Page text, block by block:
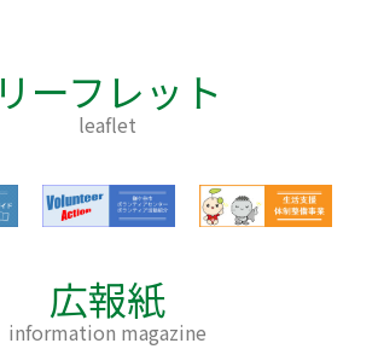
リーフレット
leaflet
広報紙
information magazine